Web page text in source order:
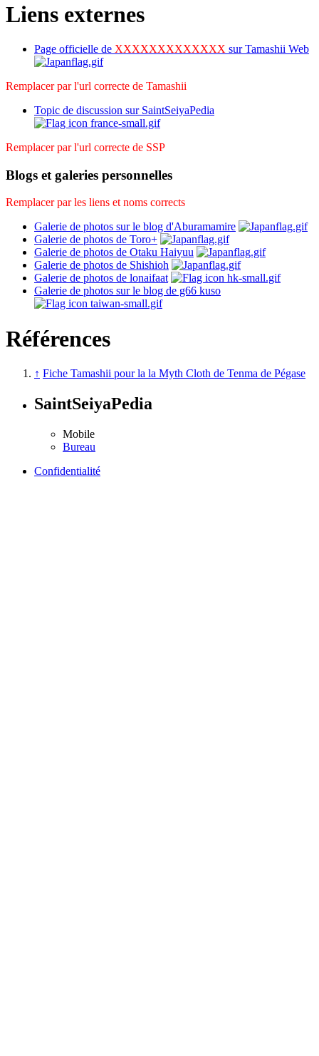
Liens externes
Page officielle de XXXXXXXXXXXXX sur Tamashii Web
Remplacer par l'url correcte de Tamashii
Topic de discussion sur SaintSeiyaPedia
Remplacer par l'url correcte de SSP
Blogs et galeries personnelles
Remplacer par les liens et noms corrects
Galerie de photos sur le blog d'Aburamamire
Galerie de photos de Toro+
Galerie de photos de Otaku Haiyuu
Galerie de photos de Shishioh
Galerie de photos de lonaifaat
Galerie de photos sur le blog de g66 kuso
Références
↑ Fiche Tamashii pour la la Myth Cloth de Tenma de Pégase
SaintSeiyaPedia
Mobile
Bureau
Confidentialité